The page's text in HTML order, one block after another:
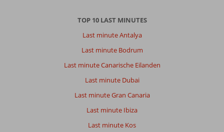
TOP 10 LAST MINUTES
Last minute Antalya
Last minute Bodrum
Last minute Canarische Eilanden
Last minute Dubai
Last minute Gran Canaria
Last minute Ibiza
Last minute Kos